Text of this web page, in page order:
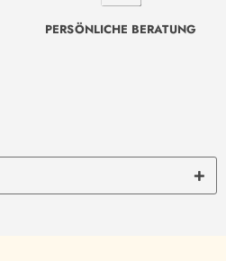
PERSÖNLICHE BERATUNG